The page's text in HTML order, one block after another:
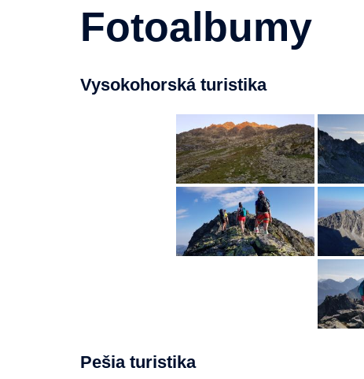
Fotoalbumy
Vysokohorská turistika
Pešia turistika